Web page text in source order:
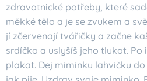
zdravotnické potřeby, které
měkké tělo a je se zvukem a
jí zčervenají tvářičky a začne
srdíčko a uslyšíš jeho tlukot. Po
plakat. Dej miminku lahvičku do